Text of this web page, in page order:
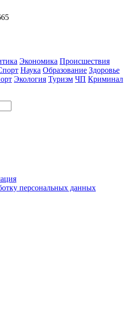
Экономика Происшествия
Наука Образование Здоровье
Экология Туризм ЧП Криминал
персональных данных